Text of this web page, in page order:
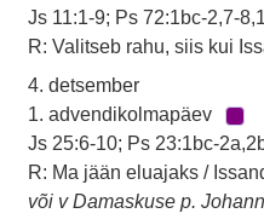
Js 11:1-9; Ps 72:1bc-2,7-
R: Valitseb rahu, siis kui
4. detsember
1. advendikolmapäev
Js 25:6-10; Ps 23:1bc-
R: Ma jään eluajaks /
või v Damaskuse p.